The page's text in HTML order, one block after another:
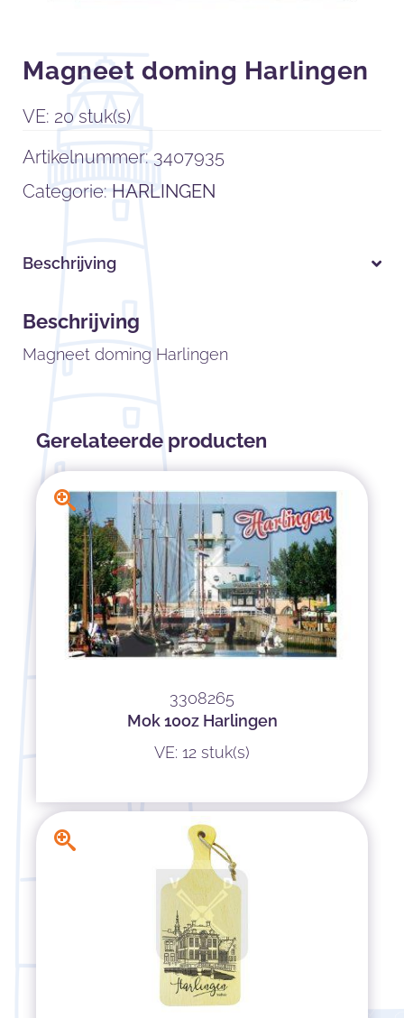
Magneet doming Harlingen
VE: 20 stuk(s)
Artikelnummer: 3407935
Categorie: HARLINGEN
Beschrijving
Beschrijving
Magneet doming Harlingen
Gerelateerde producten
3308265
Mok 10oz Harlingen
VE: 12 stuk(s)